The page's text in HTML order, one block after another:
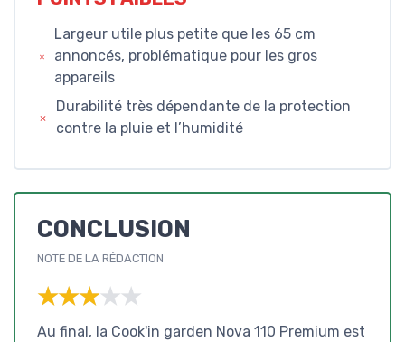
Largeur utile plus petite que les 65 cm
annoncés, problématique pour les gros
appareils
Durabilité très dépendante de la protection
contre la pluie et l’humidité
CONCLUSION
NOTE DE LA RÉDACTION
★★★★★
★★★★★
Au final, la Cook'in garden Nova 110 Premium est